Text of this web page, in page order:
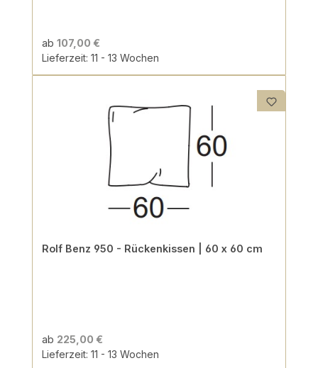
ab 107,00 €
Lieferzeit: 11 - 13 Wochen
Rolf Benz 950 - Rückenkissen | 60 x 60 cm
ab 225,00 €
Lieferzeit: 11 - 13 Wochen